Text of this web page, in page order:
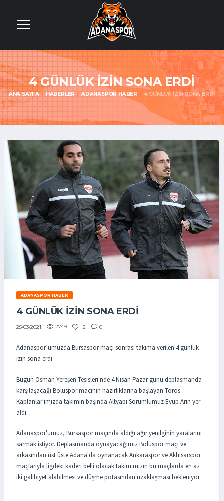
4 GÜNLÜK İZİN SONA ERDİ
ANA SAYFA HABERLER ADANASPOR HABER 4 GÜNLÜK İZİN SONA ERDİ
ADANASPOR HABER
4 GÜNLÜK İZİN SONA ERDİ
25/03/2021 2749 2 0
Adanaspor’umuzda Bursaspor maçı sonrası takıma verilen 4 günlük
izin sona erdi.
Bugün Osman Yereşen Tesisleri'nde 4 Nisan Pazar günü deplasmanda
karşılaşacağı Boluspor maçının hazırlıklarına başlayan Toros
Kaplanlar'ımızda takımın başında Altyapı Sorumlumuz Eyüp Arın yer
aldı.
Adanaspor'umuz, Bursaspor maçında aldığı ağır yenilginin yaralarını
sarmak istiyor. Deplasmanda oynayacağımız Boluspor maçı ve
arkasından üst üste Adana'da oynanacak Ankaraspor ve Akhisarspor
maçlarıyla ligdeki kaderi belli olacak takımımızın bu maçlarda en az
iki galibiyet alabilmesi ve düşme potasından uzaklaşması bekleniyor.